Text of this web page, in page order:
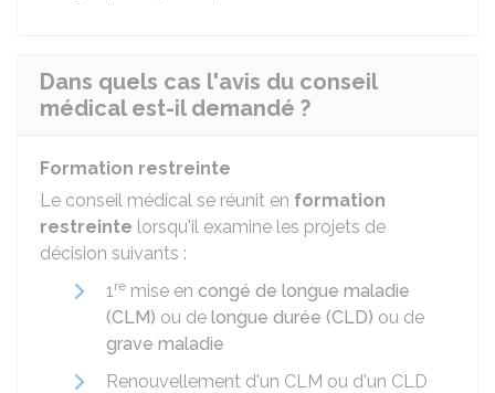
Dans quels cas l'avis du conseil
médical est-il demandé ?
Formation restreinte
Le conseil médical se réunit en formation
restreinte lorsqu'il examine les projets de
décision suivants :
1re mise en congé de longue maladie
(CLM) ou de longue durée (CLD) ou de
grave maladie
Renouvellement d'un CLM ou d'un CLD